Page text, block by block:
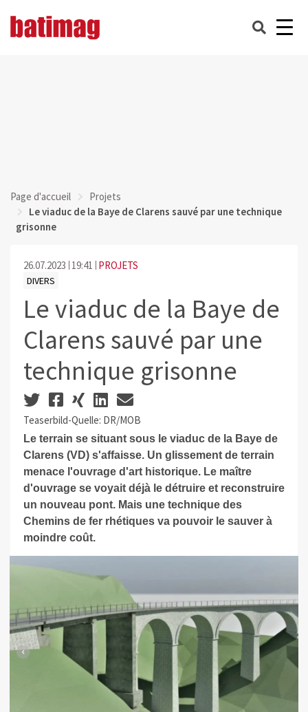
Page d'accueil
Projets
Le viaduc de la Baye de Clarens sauvé par une technique
grisonne
26.07.2023 19:41 PROJETS
DIVERS
Le viaduc de la Baye de
Clarens sauvé par une
technique grisonne
Teaserbild-Quelle: DR/MOB
Le terrain se situant sous le viaduc de la Baye de
Clarens (VD) s'affaisse. Un glissement de terrain
menace l'ouvrage d'art historique. Le maître
d'ouvrage se voyait déjà le détruire et reconstruire
un nouveau pont. Mais une technique des
Chemins de fer rhétiques va pouvoir le sauver à
moindre coût.